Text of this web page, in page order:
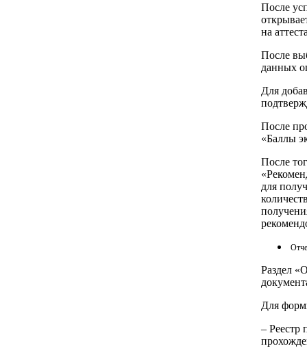
После
на
После
данных
Для
После
«Баллы
После
для
Раздел
Для
– Реестр